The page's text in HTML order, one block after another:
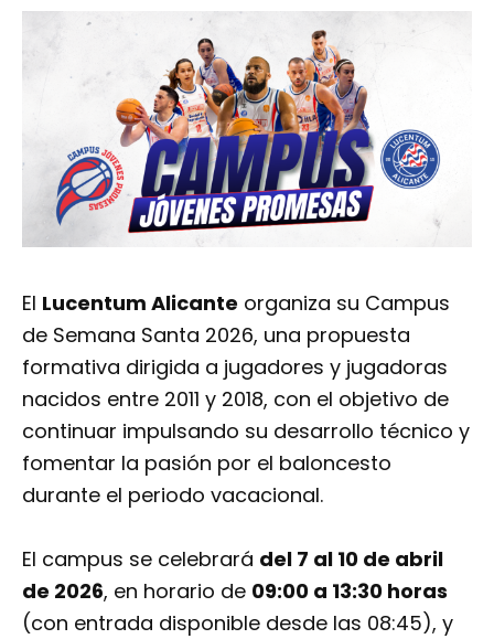
El Lucentum Alicante organiza su Campus
de Semana Santa 2026, una propuesta
formativa dirigida a jugadores y jugadoras
nacidos entre 2011 y 2018, con el objetivo de
continuar impulsando su desarrollo técnico y
fomentar la pasión por el baloncesto
durante el periodo vacacional.
El campus se celebrará del 7 al 10 de abril
de 2026, en horario de 09:00 a 13:30 horas
(con entrada disponible desde las 08:45), y